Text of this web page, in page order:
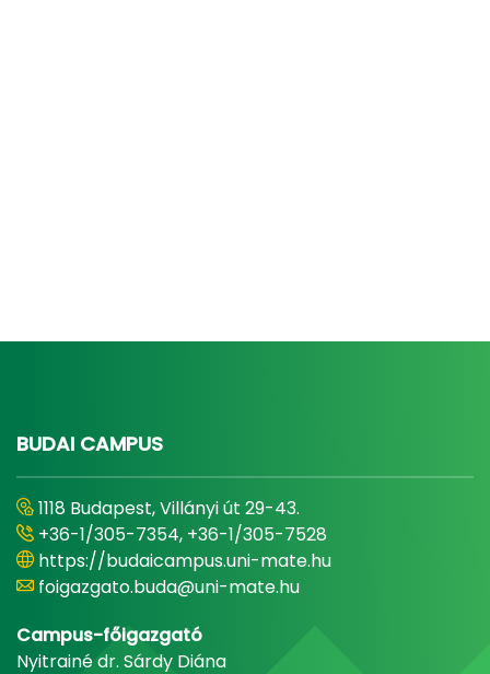
BUDAI CAMPUS
1118 Budapest, Villányi út 29-43.
+36-1/305-7354, +36-1/305-7528
https://budaicampus.uni-mate.hu
foigazgato.buda@uni-mate.hu
Campus-főigazgató
Nyitrainé dr. Sárdy Diána